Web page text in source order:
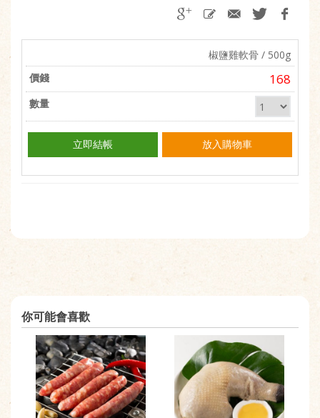
椒鹽雞軟骨 / 500g
168
立即結帳 放入購物車
你可能會喜歡